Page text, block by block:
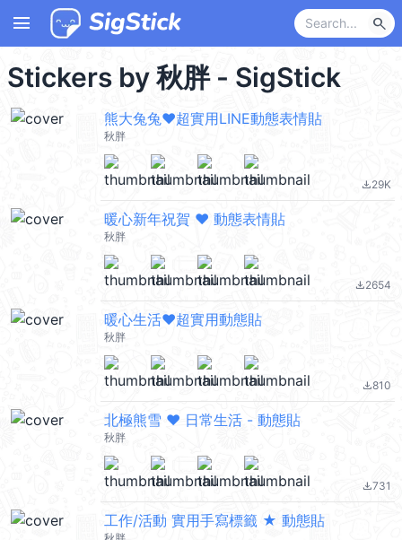
menu search
Stickers by 秋胖 - SigStick
熊大兔兔❤超實用LINE動態表情貼
秋胖
file_download29K
暖心新年祝賀 ❤ 動態表情貼
秋胖
file_download2654
暖心生活❤超實用動態貼
秋胖
file_download810
北極熊雪 ❤ 日常生活 - 動態貼
秋胖
file_download731
工作/活動 實用手寫標籤 ★ 動態貼